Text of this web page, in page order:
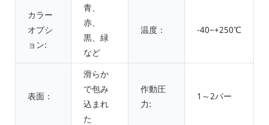
カラー
オプシ
ョン:
青、
赤、
黒、緑
など
温度： -40~+250℃
表面：
滑らか
で包み
込まれ
た
作動圧
力:
1～2バー